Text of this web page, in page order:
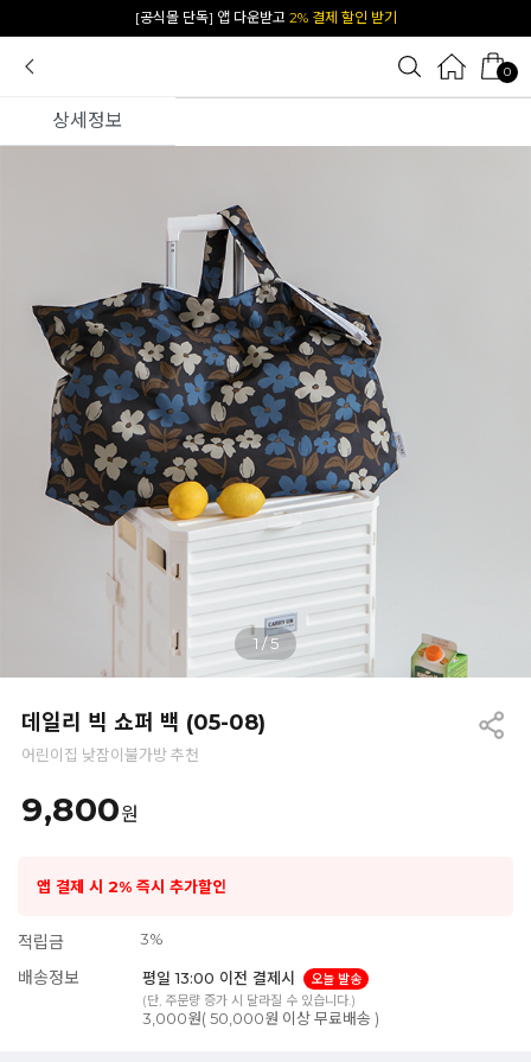
카카오 플친 추가하면1천원 즉시 할인 쿠폰
0
상세정보
1 /5
데일리 빅 쇼퍼 백 (05-08)
어린이집 낮잠이불가방 추천
9,800원
앱 결제 시 2% 즉시 추가할인
적립금 3%
배송정보 평일 13:00 이전 결제시
오늘 발송
(단, 주문량 증가 시 달라질 수 있습니다.)
3,000원( 50,000원 이상 무료배송 )